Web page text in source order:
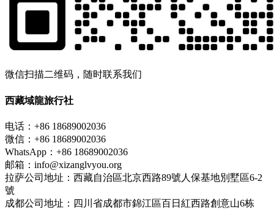
微信扫描二维码，随时联系我们
西藏域龍旅行社
电话：+86 18689002036
微信：+86 18689002036
WhatsApp：+86 18689002036
邮箱：info@xizanglvyou.org
拉萨公司地址：西藏自治區北京西路89號人保基地別墅區6-2
號
成都公司地址：四川省成都市錦江區百日紅西路創意山6栋